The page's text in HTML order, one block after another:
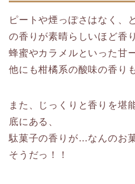
ピートや煙っぽさはなく、
の香りが素晴らしいほど香
蜂蜜やカラメルといった甘
他にも柑橘系の酸味の香り
また、じっくりと香りを堪
底にある、
駄菓子の香りが…なんのお
そうだっ！！